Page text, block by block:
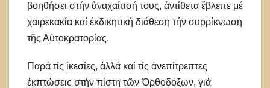
βοηθήσει στήν ἀναχαίτισή τους, ἀντίθετα ἔβλεπε μέ
χαιρεκακία καί ἐκδικητική διάθεση τήν συρρίκνωση
τῆς Αὐτοκρατορίας.
Παρά τίς ἱκεσίες, ἀλλά καί τίς ἀνεπίτρεπτες
ἐκπτώσεις στήν πίστη τῶν Ὀρθοδόξων, γιά